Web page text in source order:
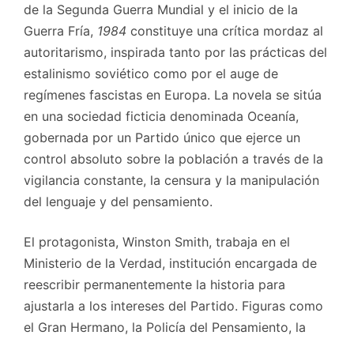
de la Segunda Guerra Mundial y el inicio de la
Guerra Fría, 1984 constituye una crítica mordaz al
autoritarismo, inspirada tanto por las prácticas del
estalinismo soviético como por el auge de
regímenes fascistas en Europa. La novela se sitúa
en una sociedad ficticia denominada Oceanía,
gobernada por un Partido único que ejerce un
control absoluto sobre la población a través de la
vigilancia constante, la censura y la manipulación
del lenguaje y del pensamiento.
El protagonista, Winston Smith, trabaja en el
Ministerio de la Verdad, institución encargada de
reescribir permanentemente la historia para
ajustarla a los intereses del Partido. Figuras como
el Gran Hermano, la Policía del Pensamiento, la